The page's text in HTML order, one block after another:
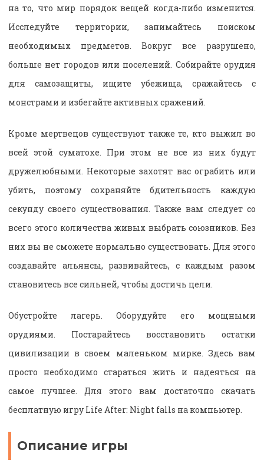
на то, что мир порядок вещей когда-либо изменится.
Исследуйте территории, занимайтесь поиском
необходимых предметов. Вокруг все разрушено,
больше нет городов или поселений. Собирайте орудия
для самозащиты, ищите убежища, сражайтесь с
монстрами и избегайте активных сражений.
Кроме мертвецов существуют также те, кто выжил во
всей этой суматохе. При этом не все из них будут
дружелюбными. Некоторые захотят вас ограбить или
убить, поэтому сохраняйте бдительность каждую
секунду своего существования. Также вам следует со
всего этого количества живых выбрать союзников. Без
них вы не сможете нормально существовать. Для этого
создавайте альянсы, развивайтесь, с каждым разом
становитесь все сильней, чтобы достичь цели.
Обустройте лагерь. Оборудуйте его мощными
орудиями. Постарайтесь восстановить остатки
цивилизации в своем маленьком мирке. Здесь вам
просто необходимо стараться жить и надеяться на
самое лучшее. Для этого вам достаточно скачать
бесплатную игру Life After: Night falls на компьютер.
Описание игры